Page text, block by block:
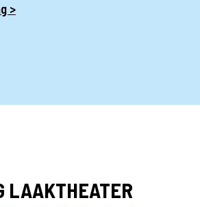
>
LAAKTHEATER